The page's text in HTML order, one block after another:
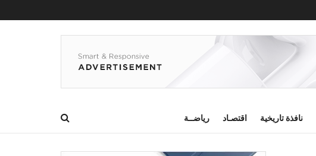
نافذة تاريخية اقتصـاد رياضــة